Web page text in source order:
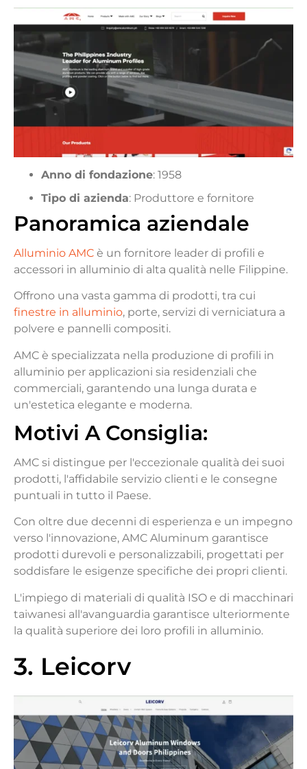
Anno di fondazione: 1958
Tipo di azienda: Produttore e fornitore
Panoramica aziendale
Alluminio AMC è un fornitore leader di profili e
accessori in alluminio di alta qualità nelle Filippine.
Offrono una vasta gamma di prodotti, tra cui
finestre in alluminio, porte, servizi di verniciatura a
polvere e pannelli compositi.
AMC è specializzata nella produzione di profili in
alluminio per applicazioni sia residenziali che
commerciali, garantendo una lunga durata e
un'estetica elegante e moderna.
Motivi A Consiglia:
AMC si distingue per l'eccezionale qualità dei suoi
prodotti, l'affidabile servizio clienti e le consegne
puntuali in tutto il Paese.
Con oltre due decenni di esperienza e un impegno
verso l'innovazione, AMC Aluminum garantisce
prodotti durevoli e personalizzabili, progettati per
soddisfare le esigenze specifiche dei propri clienti.
L'impiego di materiali di qualità ISO e di macchinari
taiwanesi all'avanguardia garantisce ulteriormente
la qualità superiore dei loro profili in alluminio.
3. Leicorv